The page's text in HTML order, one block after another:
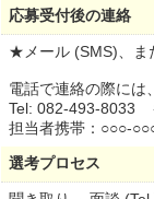
応募受付後の連絡
★メール (SMS)、ま
電話で連絡の際には、
Tel: 082-493-8033
担当者携帯：○○○-
選考プロセス